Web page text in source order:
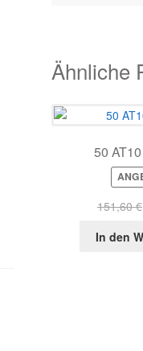
Ähnliche
50
151,60€
In den